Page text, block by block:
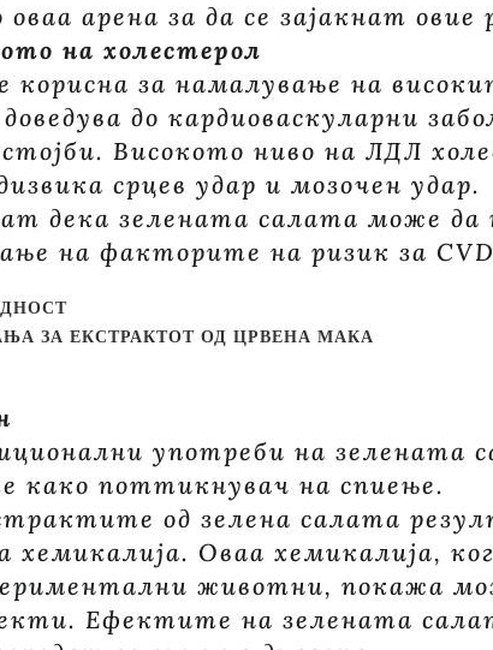
арена за да се зајакнат
на холестерол
за намалување на
до кардиоваскуларни
Високото ниво на ЛДЛ
срцев удар и мозочен удар.
дека зелената салата може да
на факторите на ризик за
ЗА ЕКСТРАКТОТ ОД ЦРВЕНА МАКА
употреби на зелената
како поттикнувач на спиење.
од зелена салата
хемикалија. Оваа хемикалија,
животни, покажа
Ефектите на зелената